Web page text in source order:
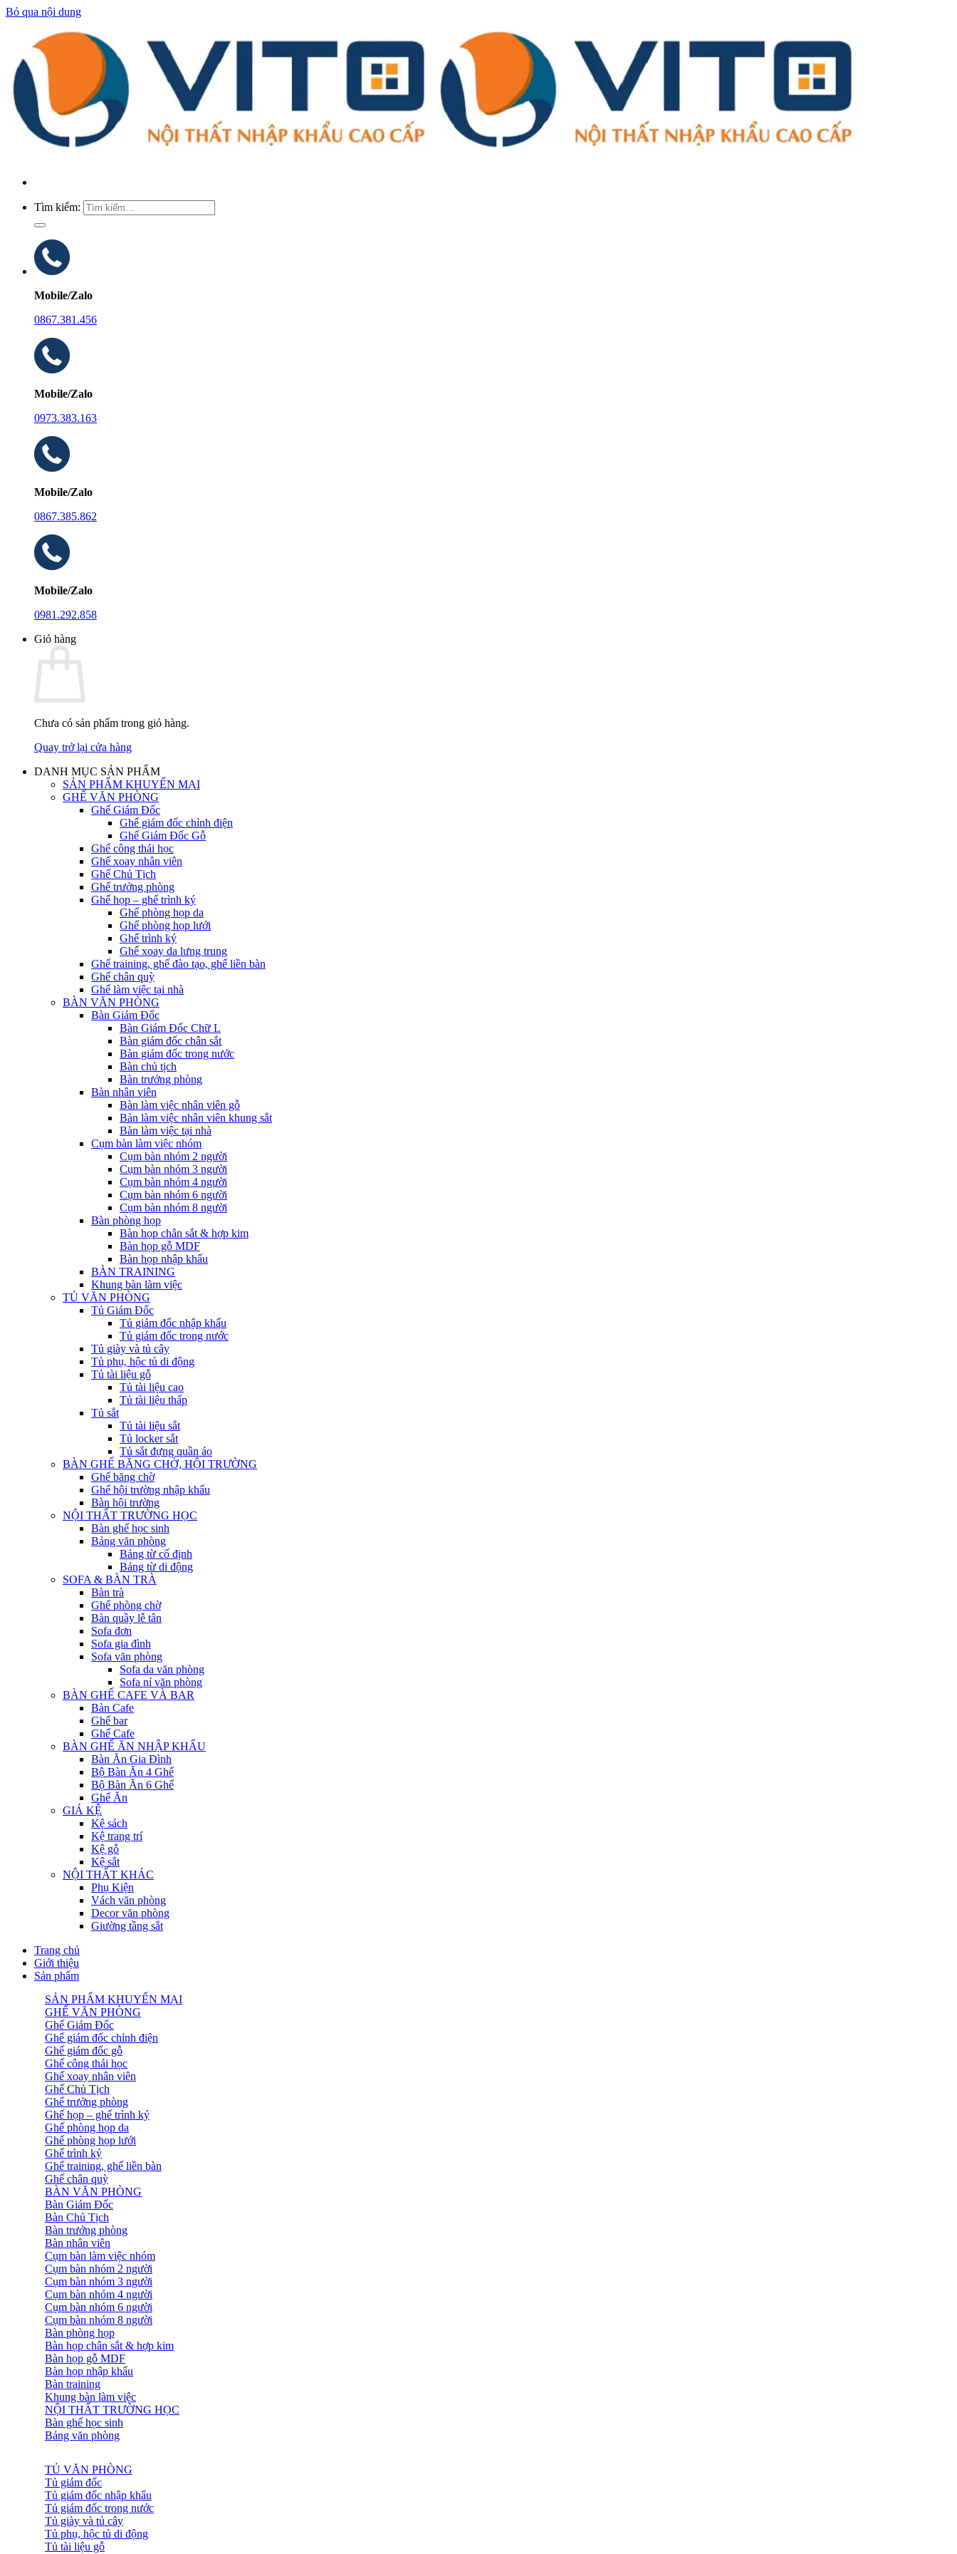
Bỏ qua nội dung
Tìm kiếm:
Mobile/Zalo
0867.381.456
Mobile/Zalo
0973.383.163
Mobile/Zalo
0867.385.862
Mobile/Zalo
0981.292.858
Giỏ hàng
Chưa có sản phẩm trong giỏ hàng.
Quay trở lại cửa hàng
DANH MỤC SẢN PHẨM
SẢN PHẨM KHUYẾN MẠI
GHẾ VĂN PHÒNG
Ghế Giám Đốc
Ghế giám đốc chỉnh điện
Ghế Giám Đốc Gỗ
Ghế công thái học
Ghế xoay nhân viên
Ghế Chủ Tịch
Ghế trưởng phòng
Ghế họp – ghế trình ký
Ghế phòng họp da
Ghế phòng họp lưới
Ghế trình ký
Ghế xoay da lưng trung
Ghế training, ghế đào tạo, ghế liền bàn
Ghế chân quỳ
Ghế làm việc tại nhà
BÀN VĂN PHÒNG
Bàn Giám Đốc
Bàn Giám Đốc Chữ L
Bàn giám đốc chân sắt
Bàn giám đốc trong nước
Bàn chủ tịch
Bàn trưởng phòng
Bàn nhân viên
Bàn làm việc nhân viên gỗ
Bàn làm việc nhân viên khung sắt
Bàn làm việc tại nhà
Cụm bàn làm việc nhóm
Cụm bàn nhóm 2 người
Cụm bàn nhóm 3 người
Cụm bàn nhóm 4 người
Cụm bàn nhóm 6 người
Cụm bàn nhóm 8 người
Bàn phòng họp
Bàn họp chân sắt & hợp kim
Bàn họp gỗ MDF
Bàn họp nhập khẩu
BÀN TRAINING
Khung bàn làm việc
TỦ VĂN PHÒNG
Tủ Giám Đốc
Tủ giám đốc nhập khẩu
Tủ giám đốc trong nước
Tủ giày và tủ cây
Tủ phụ, hộc tủ di động
Tủ tài liệu gỗ
Tủ tài liệu cao
Tủ tài liệu thấp
Tủ sắt
Tủ tài liệu sắt
Tủ locker sắt
Tủ sắt đựng quần áo
BÀN GHẾ BĂNG CHỜ, HỘI TRƯỜNG
Ghế băng chờ
Ghế hội trường nhập khẩu
Bàn hội trường
NỘI THẤT TRƯỜNG HỌC
Bàn ghế học sinh
Bảng văn phòng
Bảng từ cố định
Bảng từ di động
SOFA & BÀN TRÀ
Bàn trà
Ghế phòng chờ
Bàn quầy lễ tân
Sofa đơn
Sofa gia đình
Sofa văn phòng
Sofa da văn phòng
Sofa nỉ văn phòng
BÀN GHẾ CAFE VÀ BAR
Bàn Cafe
Ghế bar
Ghế Cafe
BÀN GHẾ ĂN NHẬP KHẨU
Bàn Ăn Gia Đình
Bộ Bàn Ăn 4 Ghế
Bộ Bàn Ăn 6 Ghế
Ghế Ăn
GIÁ KỆ
Kệ sách
Kệ trang trí
Kệ gỗ
Kệ sắt
NỘI THẤT KHÁC
Phụ Kiện
Vách văn phòng
Decor văn phòng
Giường tầng sắt
Trang chủ
Giới thiệu
Sản phẩm
SẢN PHẨM KHUYẾN MẠI
GHẾ VĂN PHÒNG
Ghế Giám Đốc
Ghế giám đốc chỉnh điện
Ghế giám đốc gỗ
Ghế công thái học
Ghế xoay nhân viên
Ghế Chủ Tịch
Ghế trưởng phòng
Ghế họp – ghế trình ký
Ghế phòng họp da
Ghế phòng họp lưới
Ghế trình ký
Ghế training, ghế liền bàn
Ghế chân quỳ
BÀN VĂN PHÒNG
Bàn Giám Đốc
Bàn Chủ Tịch
Bàn trưởng phòng
Bàn nhân viên
Cụm bàn làm việc nhóm
Cụm bàn nhóm 2 người
Cụm bàn nhóm 3 người
Cụm bàn nhóm 4 người
Cụm bàn nhóm 6 người
Cụm bàn nhóm 8 người
Bàn phòng họp
Bàn họp chân sắt & hợp kim
Bàn họp gỗ MDF
Bàn họp nhập khẩu
Bàn training
Khung bàn làm việc
NỘI THẤT TRƯỜNG HỌC
Bàn ghế học sinh
Bảng văn phòng
TỦ VĂN PHÒNG
Tủ giám đốc
Tủ giám đốc nhập khẩu
Tủ giám đốc trong nước
Tủ giày và tủ cây
Tủ phụ, hộc tủ di động
Tủ tài liệu gỗ